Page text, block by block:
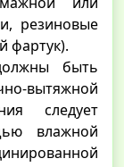
резиновые
фартук).
быть
вытяжной
следует
влажной